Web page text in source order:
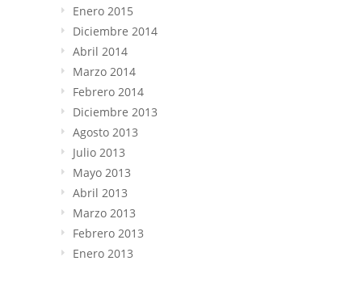
Enero 2015
Diciembre 2014
Abril 2014
Marzo 2014
Febrero 2014
Diciembre 2013
Agosto 2013
Julio 2013
Mayo 2013
Abril 2013
Marzo 2013
Febrero 2013
Enero 2013